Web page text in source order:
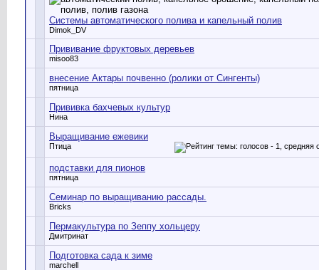
Системы автоматического полива и капельный полив
Dimok_DV
Прививание фруктовых деревьев
misoo83
внесение Актары почвенно (ролики от Сингенты)
пятница
Прививка бахчевых культур
Нина
Выращивание ежевики
Птица
подставки для пионов
пятница
Семинар по выращиванию рассады.
Bricks
Пермакультура по Зеппу хольцеру
Дмитринат
Подготовка сада к зиме
marchell